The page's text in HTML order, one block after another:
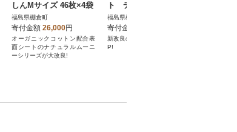
しんMサイズ 46枚×4袋
福島県棚倉町
寄付金額 26,000円
オーガニックコットン配合表
面シートのナチュラルムーニ
ーシリーズが大改良!
ト デオシート消臭&
フレグランス フロー
ラルシャボンの香り
レギュラー120枚×4
福島県棚倉町
寄付金額
新改良のアロマ成分で消臭力U
P!